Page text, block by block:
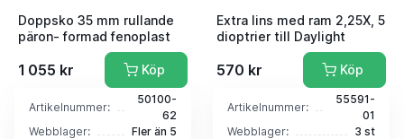
Doppsko 35 mm rullande
päron- formad fenoplast
1 055 kr Köp
Artikelnummer:
50100-
62
Webblager:
Fler än 5
Extra lins med ram 2,25X, 5
dioptrier till Daylight
570 kr Köp
Artikelnummer:
55591-
01
Webblager:
3 st